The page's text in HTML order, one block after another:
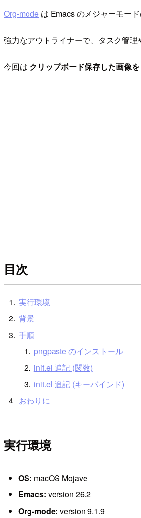
Org-mode は Emacs のメジャーモード
強力なアウトライナーで、タスク管
今回は クリップボード保存した画像を
目次
実行環境
背景
手順
pngpaste のインストール
init.el 追記 (関数)
init.el 追記 (キーバインド)
おわりに
実行環境
OS: macOS Mojave
Emacs: version 26.2
Org-mode: version 9.1.9